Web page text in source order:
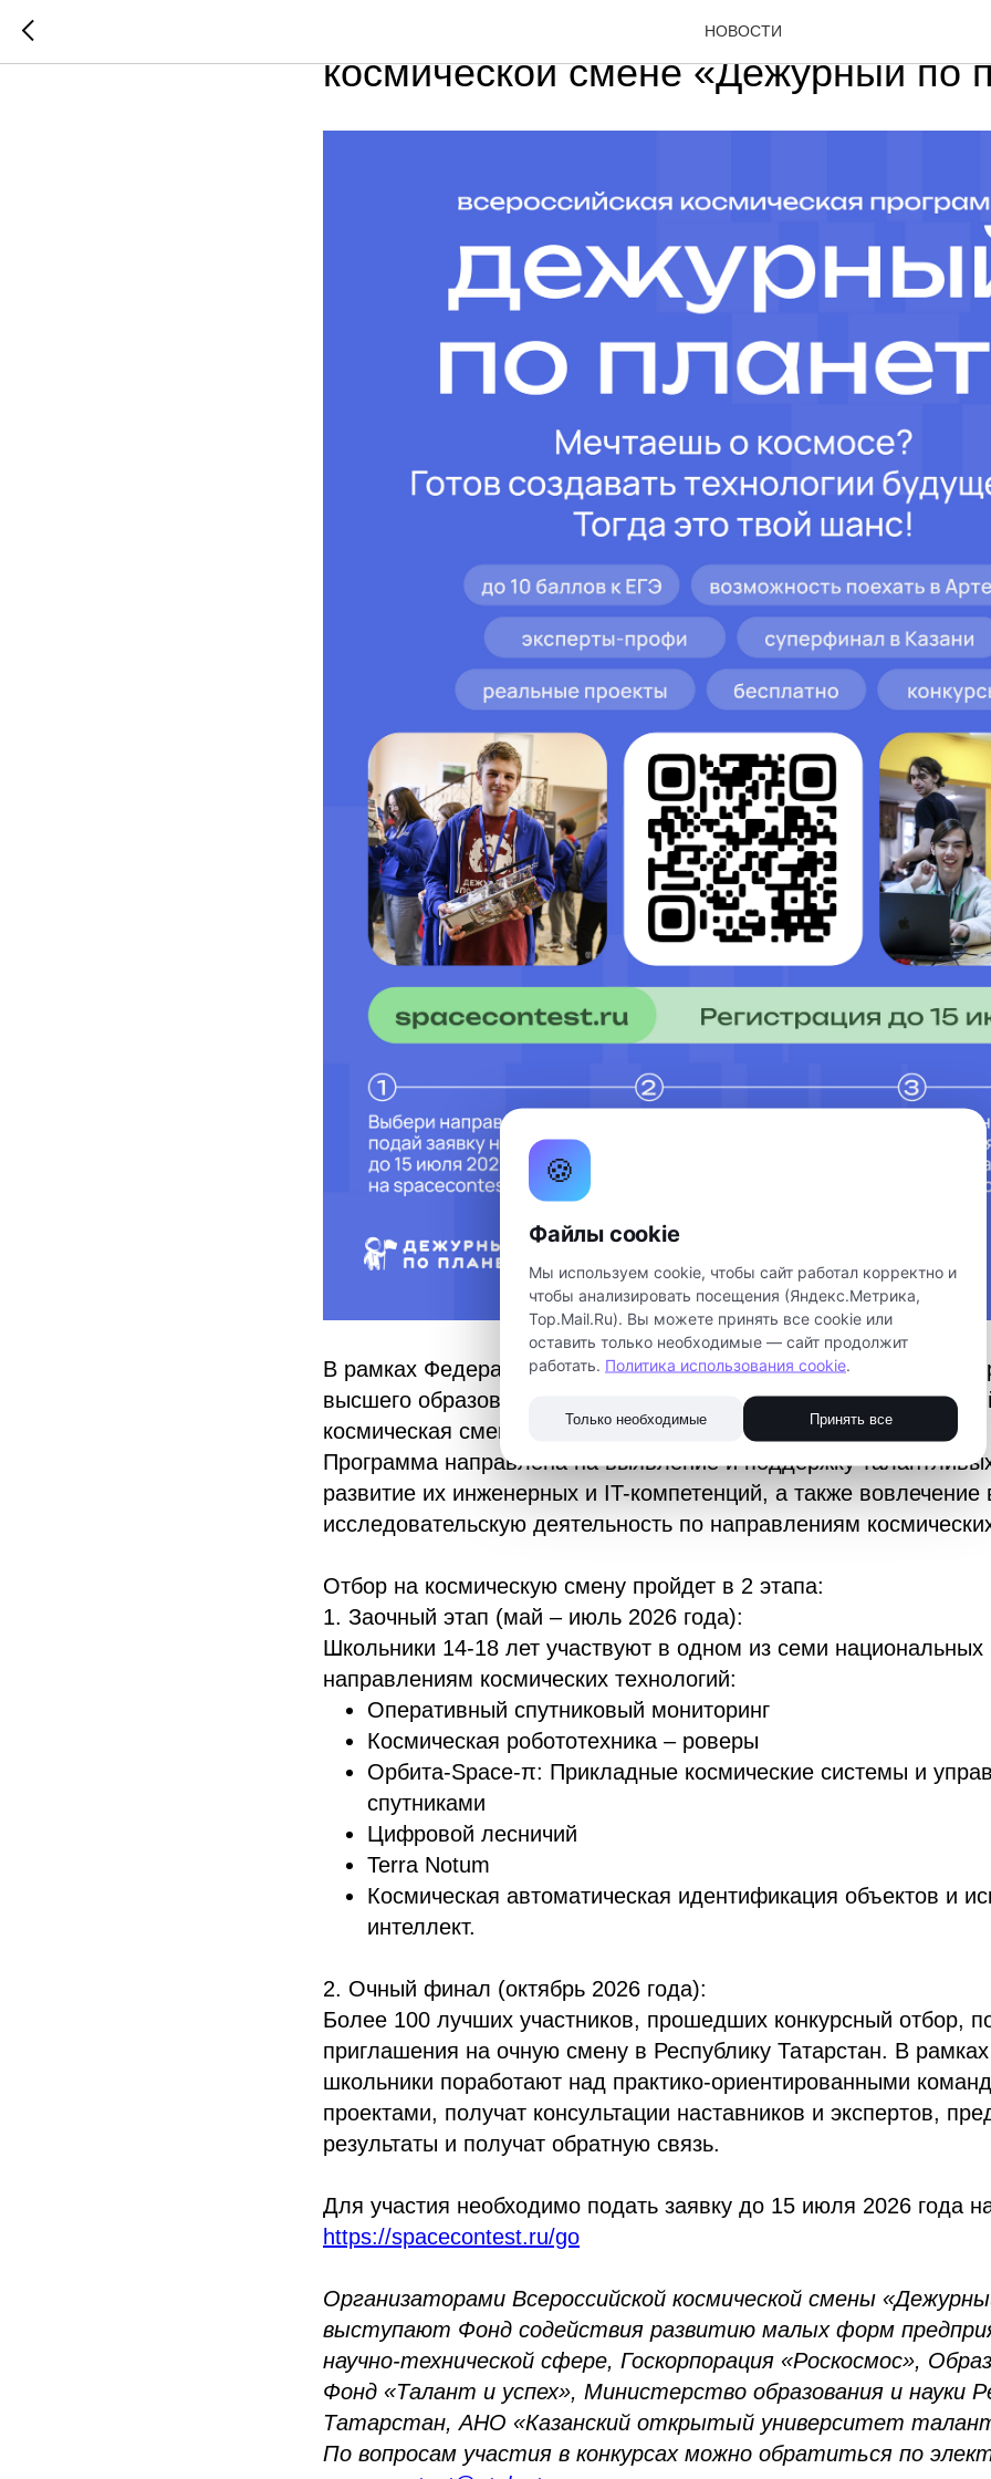
НОВОСТИ
Примите участие во Всероссийской
космической смене «Дежурный по
В рамках Федерального проекта «Кадры для космоса»
высшего образования Российской Федерации пройдет
космическая смена «Дежурный по планете».
Программа направлена на выявление и поддержку
развитие их инженерных и IT-компетенций, а также вовлечение
исследовательскую деятельность по направлениям
Отбор на космическую смену пройдет в 2 этапа:
1. Заочный этап (май – июль 2026 года):
Школьники 14-18 лет участвуют в одном из семи национальных
направлениям космических технологий:
Оперативный спутниковый мониторинг
Космическая робототехника – роверы
Орбита-Space-π: Прикладные космические системы и
спутниками
Цифровой лесничий
Terra Notum
Космическая автоматическая идентификация объектов и
интеллект.
2. Очный финал (октябрь 2026 года):
Более 100 лучших участников, прошедших конкурсный отбор,
приглашения на очную смену в Республику Татарстан. В
школьники поработают над практико-ориентированными
проектами, получат консультации наставников и экспертов,
результаты и получат обратную связь.
Для участия необходимо подать заявку до 15 июля 2026 года
https://spacecontest.ru/go
Организаторами Всероссийской космической смены
выступают Фонд содействия развитию малых форм
научно‑технической сфере, Госкорпорация «Роскосмос»,
Фонд «Талант и успех», Министерство образования и науки
Татарстан, АНО «Казанский открытый университет
По вопросам участия в конкурсах можно обратиться по
🍪
Файлы cookie
Мы используем cookie, чтобы сайт работал корректно и
чтобы анализировать посещения (Яндекс.Метрика,
Top.Mail.Ru). Вы можете принять все cookie или
оставить только необходимые — сайт продолжит
работать. Политика использования cookie.
Только необходимые Принять все